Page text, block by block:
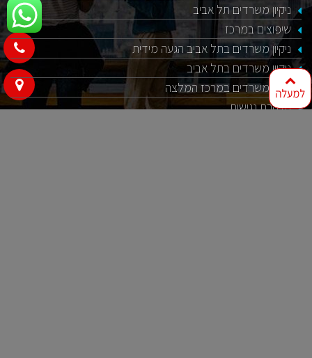
למעלה
ניקיון משרדים תל אביב
שיפוצים במרכז
ניקיון משרדים בתל אביב הגעה מידית
ניקיון משרדים בתל אביב
ניקיון משרדים במרכז המלצה
הצהרת נגישות